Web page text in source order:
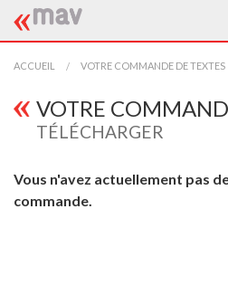
ACCUEIL
LA MAV
BIBLIOTHÈQUE
TRADUCTEURS
ACCUEIL VOTRE COMMANDE DE TEXTES
VOTRE
TÉLÉCHARGER
Vous n'avez actuellement pas
commande.